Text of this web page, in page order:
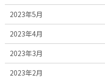
2023年5月
2023年4月
2023年3月
2023年2月